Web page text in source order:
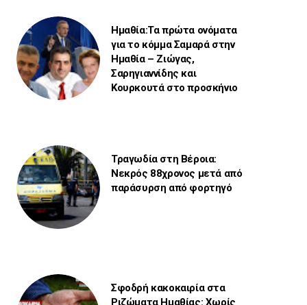
Ημαθία:Τα πρώτα ονόματα
για το κόμμα Σαμαρά στην
Ημαθία – Ζιώγας,
Σαρηγιαννίδης και
Κουρκουτά στο προσκήνιο
Τραγωδία στη Βέροια:
Νεκρός 88χρονος μετά από
παράσυρση από φορτηγό
Σφοδρή κακοκαιρία στα
Ριζώματα Ημαθίας: Χωρίς